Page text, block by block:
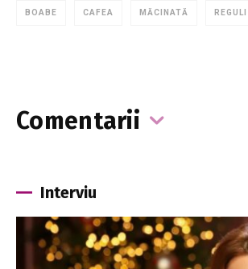
BOABE CAFEA MĂCINATĂ REGULI
Comentarii
Interviu